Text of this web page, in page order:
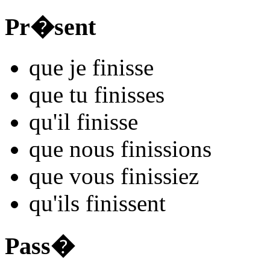
Pr�sent
que je finisse
que tu finisses
qu'il finisse
que nous finissions
que vous finissiez
qu'ils finissent
Pass�